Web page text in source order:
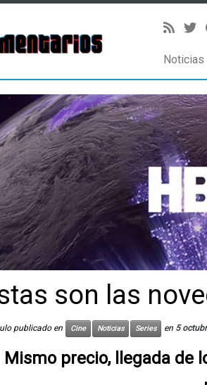
Noticias
son las
publicado en Cine Noticias Series en 5
Mismo precio, llegada de